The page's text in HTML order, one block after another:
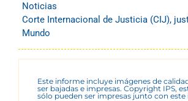
Noticias
Corte Internacional de Justicia (CIJ),
Mundo
Este informe incluye imágenes de
ser bajadas e impresas. Copyright IPS,
sólo pueden ser impresas junto con